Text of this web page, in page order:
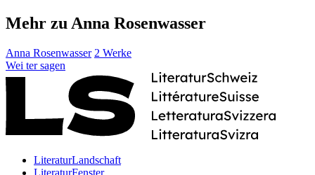
Mehr zu Anna Rosenwasser
Anna Rosenwasser 2 Werke
Wei ter sagen
LiteraturLandschaft
LiteraturFenster